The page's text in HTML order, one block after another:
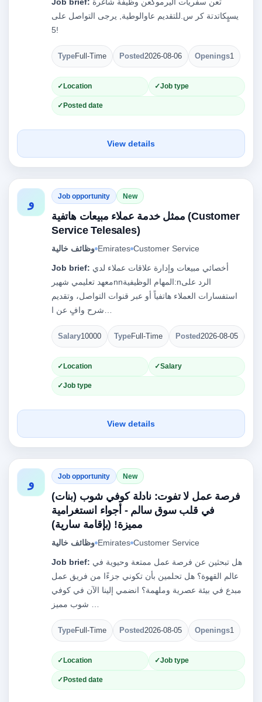
يسيٍكاتدتة كر س.للتقديم عاوالوطية, يرجى التواصل على‎
TypeFull-Time Posted2026-08-06 Openings1
Location Job type
Posted date
View details
و Job opportunity New
ممثل خدمة عملاء مبيعات هاتفية (Customer
Service Telesales)
وظائف خالية Emirates Customer Service
Job brief:
معهد تعليمي شهيرnnالمهام الوظيفية:nالرد على
استفسارات العملاء هاتفياً أو عبر قنوات التواصل، وتقديم
Salary10000 TypeFull-Time Posted2026-08-05
Location Salary
Job type
View details
و Job opportunity New
فرصة عمل لا تفوت: نادلة كوفي شوب (بنات)
في قلب سوق سالم - أجواء انستغرامية
مميزة! (بإقامة سارية)
وظائف خالية Emirates Customer Service
Job brief:
عالم القهوة؟ هل تحلمين بأن تكوني جزءًا من فريق عمل
مبدع في بيئة عصرية وملهمة؟ انضمي إلينا الآن في كوفي
TypeFull-Time Posted2026-08-05 Openings1
Location Job type
Posted date